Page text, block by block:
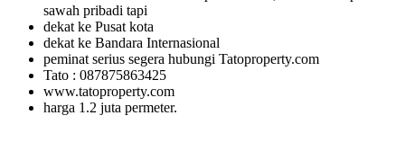
sawah pribadi tapi
dekat ke Pusat kota
dekat ke Bandara Internasional
peminat serius segera hubungi Tatoproperty.com
Tato : 087875863425
www.tatoproperty.com
harga 1.2 juta permeter.